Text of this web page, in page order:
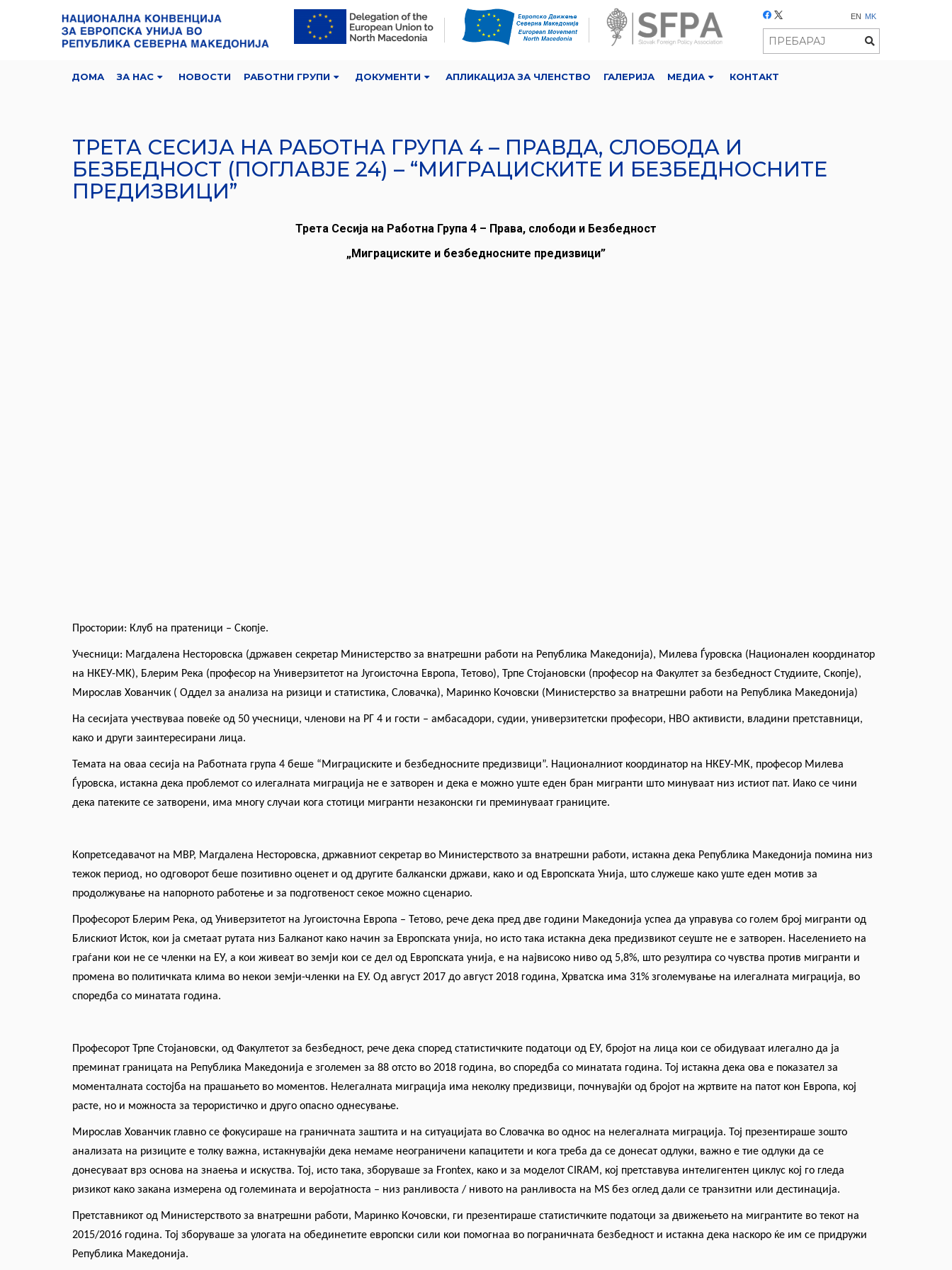
EN MK
ДОМА ЗА НАС НОВОСТИ РАБОТНИ ГРУПИ ДОКУМЕНТИ АПЛИКАЦИЈА ЗА ЧЛЕНСТВО ГАЛЕРИЈА МЕДИА КОНТАКТ
ТРЕТА СЕСИЈА НА РАБОТНА ГРУПА 4 – ПРАВДА, СЛОБОДА И
БЕЗБЕДНОСТ (ПОГЛАВЈЕ 24) – “МИГРАЦИСКИТЕ И БЕЗБЕДНОСНИТЕ
ПРЕДИЗВИЦИ”
Трета Сесија на Работна Група 4 – Права, слободи и Безбедност
„Миграциските и безбедносните предизвици”
Простории: Клуб на пратеници – Скопје.
Учесници: Магдалена Несторовска (државен секретар Министерство за внатрешни работи на Република Македонија), Милева Ѓуровска (Национален координатор
на НКЕУ-МК), Блерим Река (професор на Универзитетот на Југоисточна Европа, Тетово), Трпе Стојановски (професор на Факултет за безбедност Студиите, Скопје),
Мирослав Хованчик ( Оддел за анализа на ризици и статистика, Словачка), Маринко Кочовски (Министерство за внатрешни работи на Република Македонија)
На сесијата учествуваа повеќе од 50 учесници, членови на РГ 4 и гости – амбасадори, судии, универзитетски професори, НВО активисти, владини претставници,
како и други заинтересирани лица.
Темата на оваа сесија на Работната група 4 беше “Миграциските и безбедносните предизвици”. Националниот координатор на НКЕУ-МК, професор Милева
Ѓуровска, истакна дека проблемот со илегалната миграција не е затворен и дека е можно уште еден бран мигранти што минуваат низ истиот пат. Иако се чини
дека патеките се затворени, има многу случаи кога стотици мигранти незаконски ги преминуваат границите.
Копретседавачот на МВР, Магдалена Несторовска, државниот секретар во Министерството за внатрешни работи, истакна дека Република Македонија помина низ
тежок период, но одговорот беше позитивно оценет и од другите балкански држави, како и од Европската Унија, што служеше како уште еден мотив за
продолжување на напорното работење и за подготвеност секое можно сценарио.
Професорот Блерим Река, од Универзитетот на Југоисточна Европа – Тетово, рече дека пред две години Македонија успеа да управува со голем број мигранти од
Блискиот Исток, кои ја сметаат рутата низ Балканот како начин за Европската унија, но исто така истакна дека предизвикот сеуште не е затворен. Населението на
граѓани кои не се членки на ЕУ, а кои живеат во земји кои се дел од Европската унија, е на највисоко ниво од 5,8%, што резултира со чувства против мигранти и
промена во политичката клима во некои земји-членки на ЕУ. Од август 2017 до август 2018 година, Хрватска има 31% зголемување на илегалната миграција, во
споредба со минатата година.
Професорот Трпе Стојановски, од Факултетот за безбедност, рече дека според статистичките податоци од ЕУ, бројот на лица кои се обидуваат илегално да ја
преминат границата на Република Македонија е зголемен за 88 отсто во 2018 година, во споредба со минатата година. Тој истакна дека ова е показател за
моменталната состојба на прашањето во моментов. Нелегалната миграција има неколку предизвици, почнувајќи од бројот на жртвите на патот кон Европа, кој
расте, но и можноста за терористичко и друго опасно однесување.
Мирослав Хованчик главно се фокусираше на граничната заштита и на ситуацијата во Словачка во однос на нелегалната миграција. Тој презентираше зошто
анализата на ризиците е толку важна, истакнувајќи дека немаме неограничени капацитети и кога треба да се донесат одлуки, важно е тие одлуки да се
донесуваат врз основа на знаења и искуства. Тој, исто така, зборуваше за Frontex, како и за моделот CIRAM, кој претставува интелигентен циклус кој го гледа
ризикот како закана измерена од големината и веројатноста – низ ранливоста / нивото на ранливоста на MS без оглед дали се транзитни или дестинација.
Претставникот од Министерството за внатрешни работи, Маринко Кочовски, ги презентираше статистичките податоци за движењето на мигрантите во текот на
2015/2016 година. Тој зборуваше за улогата на обединетите европски сили кои помогнаа во пограничната безбедност и истакна дека наскоро ќе им се придружи
Република Македонија.